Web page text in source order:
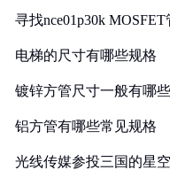
寻找nce01p30k
电梯的尺寸有哪些规格
镀锌方管尺寸一般有哪些
铝方管有哪些常见规格
光线传媒参投三国的星